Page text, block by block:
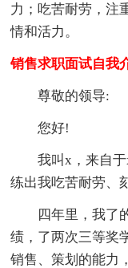
力；吃苦耐劳，注
情和活力。
销售求职面试自我
尊敬的领导:
您好!
我叫x，来自
练出我吃苦耐劳、
四年里，我了
绩，了两次三等奖
销售、策划的能力